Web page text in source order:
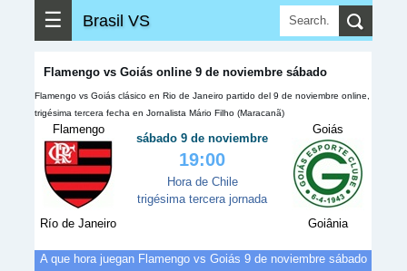
☰ Brasil VS
Flamengo vs Goiás online 9 de noviembre sábado
Flamengo vs Goiás clásico en Rio de Janeiro partido del 9 de noviembre online,
trigésima tercera fecha en Jornalista Mário Filho (Maracanã)
Flamengo
Río de Janeiro
sábado 9 de noviembre
19:00
Hora de Chile
trigésima tercera jornada
Goiás
Goiânia
A que hora juegan Flamengo vs Goiás 9 de noviembre sábado